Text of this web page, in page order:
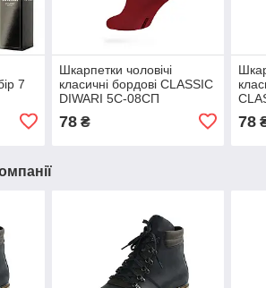
7
Шкарпетки чоловічі
класичні бордові CLASSIC
DIWARI 5С-08СП
78₴ 78